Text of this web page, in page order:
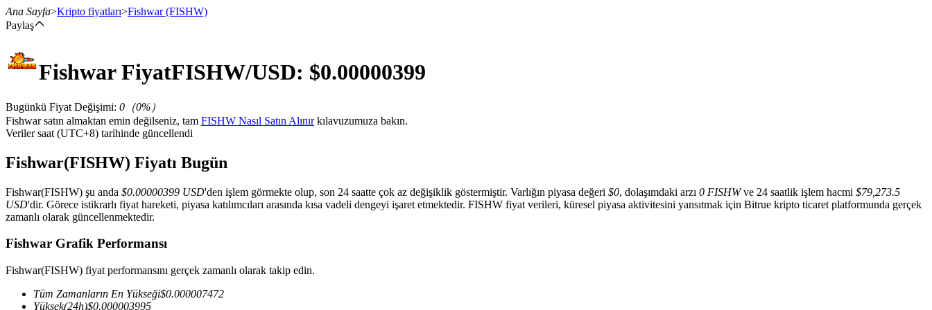
Vadeli İşlemler
USDT Vadeli İşlemleri
Ana Sayfa>Kripto fiyatları>Fishwar (FISHW)
Paylaş
Fishwar FiyatFISHW/USD: $0.00000399
Bugünkü Fiyat Değişimi: 0 （0%）
Fishwar satın almaktan emin değilseniz, tam FISHW Nasıl Satın Alınırkılavuzumuza bakın.
Veriler saat (UTC+8) tarihinde güncellendi
Fishwar(FISHW) Fiyatı Bugün
Fishwar(FISHW) şu anda $0.00000399 USD'den işlem görmekte olup, son 24 saatte çok az değişiklik göstermiştir. Varlığın piyasa değeri $0, dolaşımdaki arzı 0 FISHWve 24 saatlik işlem hacmi $79,273.5
USD'dir. Görece istikrarlı fiyat hareketi, piyasa katılımcıları arasında kısa vadeli dengeyi işaret etmektedir. FISHW fiyat verileri, küresel piyasa aktivitesini yansıtmak için Bitrue kripto ticaret platformunda gerçek
zamanlı olarak güncellenmektedir.
Fishwar Grafik Performansı
Fishwar(FISHW) fiyat performansını gerçek zamanlı olarak takip edin.
Tüm Zamanların En Yükseği$0.000007472
Yüksek(24h)$0.000003995